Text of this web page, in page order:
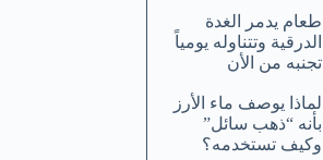
طعام يدمر الغدة
الدرقية وتتناوله يومياً
تجنبه من الأن
لماذا يوصف ماء الأرز
بأنه “ذهب سائل”
وكيف تستخدمه؟